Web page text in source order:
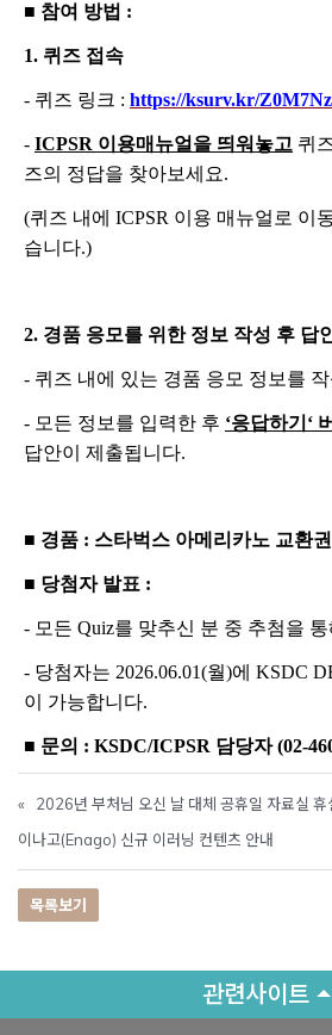
■ 참여 방법 :
1. 퀴즈 접속
- 퀴즈 링크 : https://ksurv.kr/
- ICPSR 이용매뉴얼을 띄워놓고 퀴
즈의 정답을 찾아보세요.
(퀴즈 내에 ICPSR 이용 매뉴얼로 이
습니다.)
2. 경품 응모를 위한 정보 작성 후 답
- 퀴즈 내에 있는 경품 응모 정보를
- 모든 정보를 입력한 후 ‘응답하기 ‘
답안이 제출됩니다.
■ 경품 : 스타벅스 아메리카노 교환권
■ 당첨자 발표 :
- 모든 Quiz를 맞추신 분 중 추첨을
- 당첨자는 2026.06.01(월)에 KSDC
이 가능합니다.
■ 문의 : KSDC/ICPSR 담당자 (02-
«
2026년 부처님 오신 날 대체 공휴일 자료실 휴
이나고(Enago) 신규 이러닝 컨텐츠 안내
목록보기
관련사이트